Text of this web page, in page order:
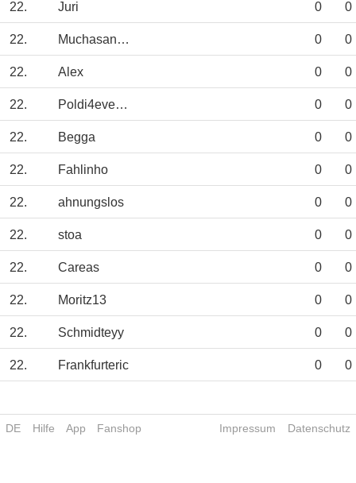
22. Juri 0 0
22. Muchasangre 0 0
22. Alex 0 0
22. Poldi4everFC 0 0
22. Begga 0 0
22. Fahlinho 0 0
22. ahnungslos 0 0
22. stoa 0 0
22. Careas 0 0
22. Moritz13 0 0
22. Schmidteyy 0 0
22. Frankfurteric 0 0
DE Hilfe App Fanshop Impressum Datenschutz